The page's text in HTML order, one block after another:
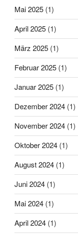
Mai 2025 (1)
April 2025 (1)
März 2025 (1)
Februar 2025 (1)
Januar 2025 (1)
Dezember 2024 (1)
November 2024 (1)
Oktober 2024 (1)
August 2024 (1)
Juni 2024 (1)
Mai 2024 (1)
April 2024 (1)